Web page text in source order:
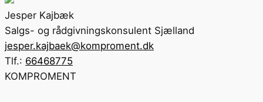
Jesper Kajbæk
Salgs- og rådgivningskonsulent Sjælland
jesper.kajbaek@komproment.dk
Tlf.: 66468775
KOMPROMENT